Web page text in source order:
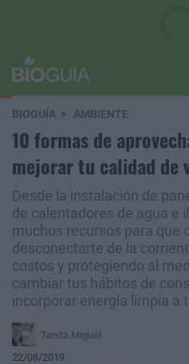
BIOGUÍA AMBIENTE
10 formas de
mejorar tu calidad de
Desde la instalación de
de calentadores de agua e
muchos recursos para que
desconectarte de la
costos y protegiendo al
cambiar tus hábitos de
incorporar energía limpia a
Tanita Miguel
22/08/2019